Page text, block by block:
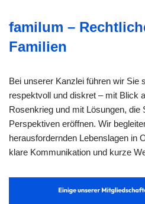
familum –
Familien
Bei unserer Kanzlei führen wir Sie
respektvoll und diskret – mit Blick
Rosenkrieg und mit Lösungen, die
Perspektiven eröffnen. Wir
herausfordernden Lebenslagen in
klare Kommunikation und kurze